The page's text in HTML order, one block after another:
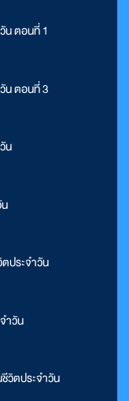
น ตอนที่ 1
น ตอนที่ 3
น
ประจำวัน
ำวัน
วิตประจำวัน